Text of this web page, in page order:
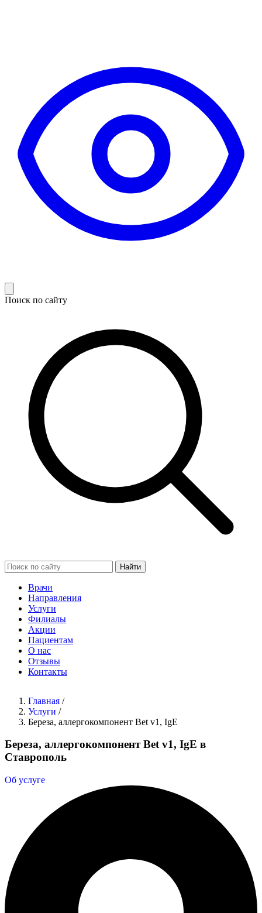
Поиск по сайту
Найти
Врачи
Направления
Услуги
Филиалы
Акции
Пациентам
О нас
Отзывы
Контакты
Главная /
Услуги /
Береза, аллергокомпонент Bet v1, IgE
Береза, аллергокомпонент Bet v1, IgE в
Ставрополь
Об услуге